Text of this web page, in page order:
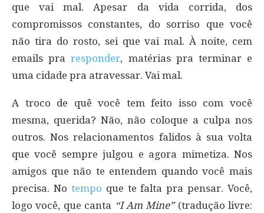
que vai mal. Apesar da vida corrida, dos
compromissos constantes, do sorriso que você
não tira do rosto, sei que vai mal. À noite, cem
emails praresponder, matérias pra terminar e
uma cidade pra atravessar. Vai mal.
A troco de quê você tem feito isso com você
mesma, querida? Não, não coloque a culpa nos
outros. Nos relacionamentos falidos à sua volta
que você sempre julgou e agora mimetiza. Nos
amigos que não te entendem quando você mais
precisa. No tempo que te falta pra pensar. Você,
logo você, que canta “I Am Mine”(tradução livre: